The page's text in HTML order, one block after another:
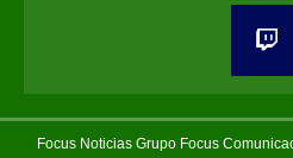
Focus Noticias Grupo Focus